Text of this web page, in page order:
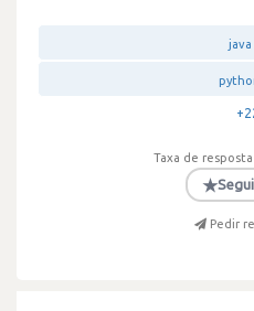
java
Taxa de
★
Pedir